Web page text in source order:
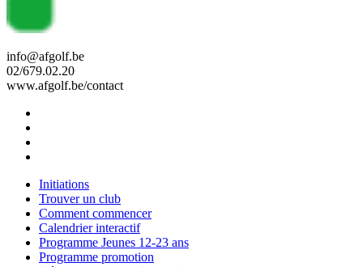
info@afgolf.be
02/679.02.20
www.afgolf.be/contact
Initiations
Trouver un club
Comment commencer
Calendrier interactif
Programme Jeunes 12-23 ans
Programme promotion